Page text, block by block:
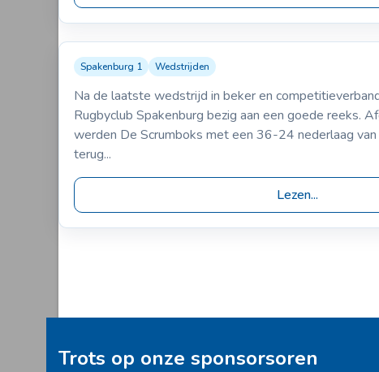
09-10-2004
Spakenburg 1 VS RC de
36-24
Spakenburg 1 Wedstrijden
Na de laatste wedstrijd in beker en
Rugbyclub Spakenburg bezig aan een goede reeks.
werden De Scrumboks met een 36-24 nederlaag
terug...
Lezen...
Trots op onze sponsorsoren